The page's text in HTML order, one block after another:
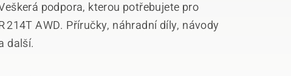
podpora, kterou potřebujete pro
214T AWD. Příručky, náhradní díly, návody
další.